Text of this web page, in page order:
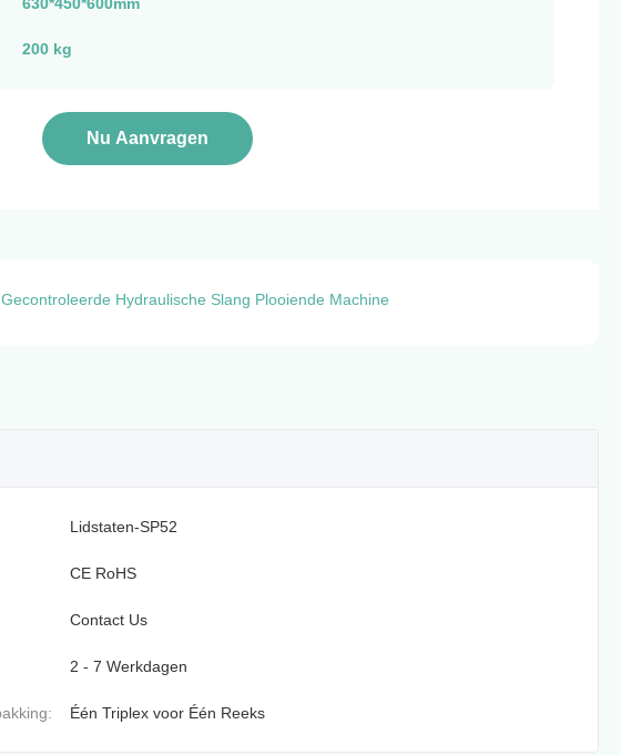
200 kg
Nu Aanvragen
Hydraulische Slang Plooiende Machine
Lidstaten-SP52
CE RoHS
Contact Us
2 - 7 Werkdagen
Één Triplex voor Één Reeks